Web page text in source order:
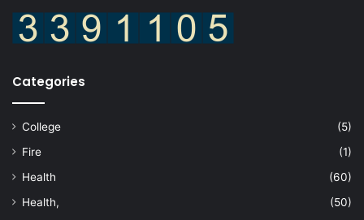
Categories
College
(5)
Fire
(1)
Health
(60)
Health,
(50)